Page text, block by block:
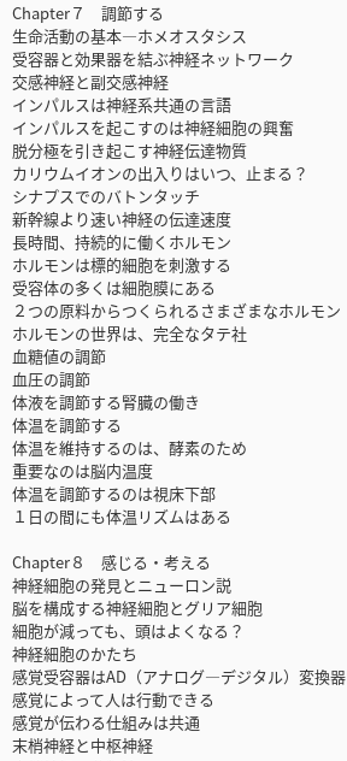
Chapter７ 調節する
生命活動の基本—ホメオスタシス
受容器と効果器を結ぶ神経ネットワーク
交感神経と副交感神経
インパルスは神経系共通の言語
インパルスを起こすのは神経細胞の興奮
脱分極を引き起こす神経伝達物質
カリウムイオンの出入りはいつ、止まる？
シナプスでのバトンタッチ
新幹線より速い神経の伝達速度
長時間、持続的に働くホルモン
ホルモンは標的細胞を刺激する
受容体の多くは細胞膜にある
２つの原料からつくられるさまざまなホルモン
ホルモンの世界は、完全なタテ社
血糖値の調節
血圧の調節
体液を調節する腎臓の働き
体温を調節する
体温を維持するのは、酵素のため
重要なのは脳内温度
体温を調節するのは視床下部
１日の間にも体温リズムはある
Chapter８ 感じる・考える
神経細胞の発見とニューロン説
脳を構成する神経細胞とグリア細胞
細胞が減っても、頭はよくなる？
神経細胞のかたち
感覚受容器はAD（アナログ—デジタル）変換器
感覚によって人は行動できる
感覚が伝わる仕組みは共通
末梢神経と中枢神経